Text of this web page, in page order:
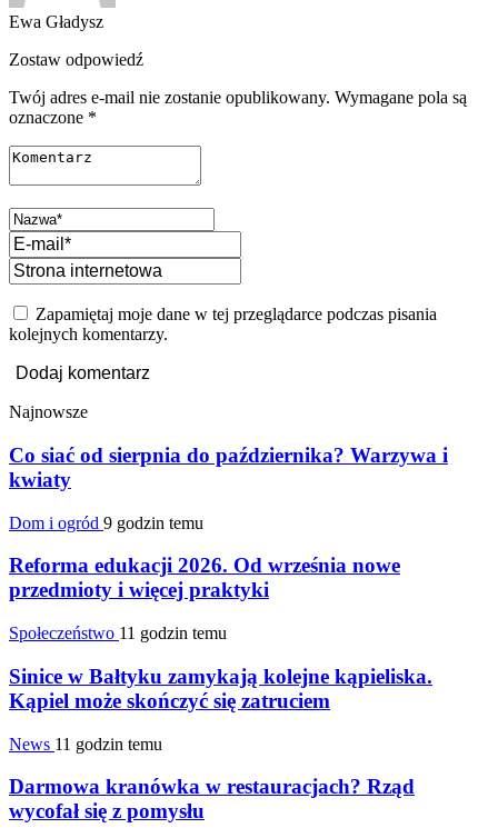
Ewa Gładysz
Zostaw odpowiedź
Twój adres e-mail nie zostanie opublikowany. Wymagane pola są
oznaczone *
Zapamiętaj moje dane w tej przeglądarce podczas pisania
kolejnych komentarzy.
Najnowsze
Co siać od sierpnia do października? Warzywa i
kwiaty
Dom i ogród 9 godzin temu
Reforma edukacji 2026. Od września nowe
przedmioty i więcej praktyki
Społeczeństwo 11 godzin temu
Sinice w Bałtyku zamykają kolejne kąpieliska.
Kąpiel może skończyć się zatruciem
News 11 godzin temu
Darmowa kranówka w restauracjach? Rząd
wycofał się z pomysłu